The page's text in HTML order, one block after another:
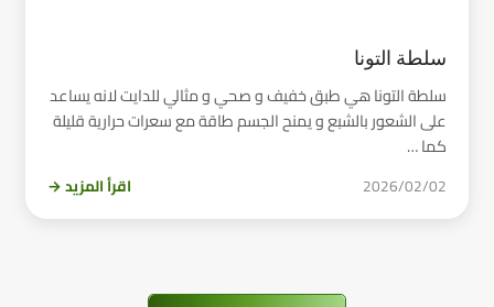
سلطة التونا
سلطة التونا هي طبق خفيف و صحي و مثالي للدايت لانه يساعد
على الشعور بالشبع و يمنح الجسم طاقة مع سعرات حرارية قليلة
كما …
2026/02/02 اقرأ المزيد →